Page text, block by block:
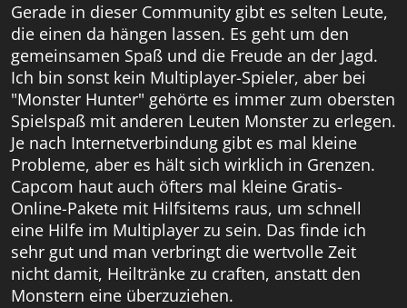
Gerade in dieser Community gibt es selten Leute,
die einen da hängen lassen. Es geht um den
gemeinsamen Spaß und die Freude an der Jagd.
Ich bin sonst kein Multiplayer-Spieler, aber bei
"Monster Hunter" gehörte es immer zum obersten
Spielspaß mit anderen Leuten Monster zu erlegen.
Je nach Internetverbindung gibt es mal kleine
Probleme, aber es hält sich wirklich in Grenzen.
Capcom haut auch öfters mal kleine Gratis-
Online-Pakete mit Hilfsitems raus, um schnell
eine Hilfe im Multiplayer zu sein. Das finde ich
sehr gut und man verbringt die wertvolle Zeit
nicht damit, Heiltränke zu craften, anstatt den
Monstern eine überzuziehen.